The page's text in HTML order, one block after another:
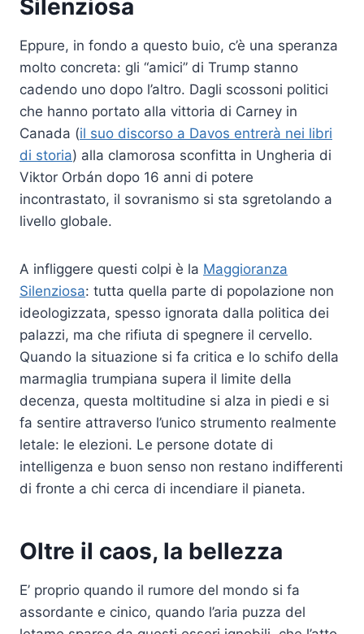
Silenziosa
Eppure, in fondo a questo buio, c’è una speranza
molto concreta: gli “amici” di Trump stanno
cadendo uno dopo l’altro. Dagli scossoni politici
che hanno portato alla vittoria di Carney in
Canada (il suo discorso a Davos entrerà nei libri
di storia) alla clamorosa sconfitta in Ungheria di
Viktor Orbán dopo 16 anni di potere
incontrastato, il sovranismo si sta sgretolando a
livello globale.
A infliggere questi colpi è la Maggioranza
Silenziosa: tutta quella parte di popolazione non
ideologizzata, spesso ignorata dalla politica dei
palazzi, ma che rifiuta di spegnere il cervello.
Quando la situazione si fa critica e lo schifo della
marmaglia trumpiana supera il limite della
decenza, questa moltitudine si alza in piedi e si
fa sentire attraverso l’unico strumento realmente
letale: le elezioni. Le persone dotate di
intelligenza e buon senso non restano indifferenti
di fronte a chi cerca di incendiare il pianeta.
Oltre il caos, la bellezza
E’ proprio quando il rumore del mondo si fa
assordante e cinico, quando l’aria puzza del